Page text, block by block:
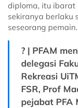
diploma, itu ibarat
sekiranya berlaku
seseorang pemain.
? | PFAM
delegasi
Rekreasi
FSR, Prof
pejabat PFA